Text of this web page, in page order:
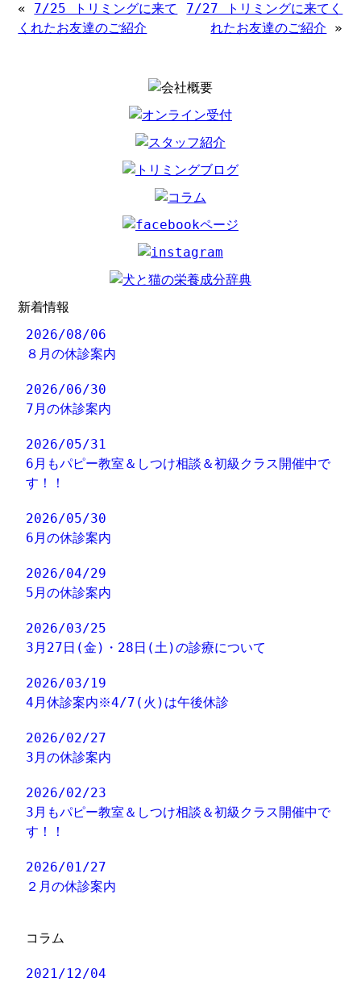
« 7/25 トリミングに来て
くれたお友達のご紹介
7/27 トリミングに来てく
れたお友達のご紹介 »
新着情報
2026/08/06
８月の休診案内
2026/06/30
7月の休診案内
2026/05/31
6月もパピー教室＆しつけ相談＆初級クラス開催中で
す！！
2026/05/30
6月の休診案内
2026/04/29
5月の休診案内
2026/03/25
3月27日(金)・28日(土)の診療について
2026/03/19
4月休診案内※4/7(火)は午後休診
2026/02/27
3月の休診案内
2026/02/23
3月もパピー教室＆しつけ相談＆初級クラス開催中で
す！！
2026/01/27
２月の休診案内
コラム
2021/12/04